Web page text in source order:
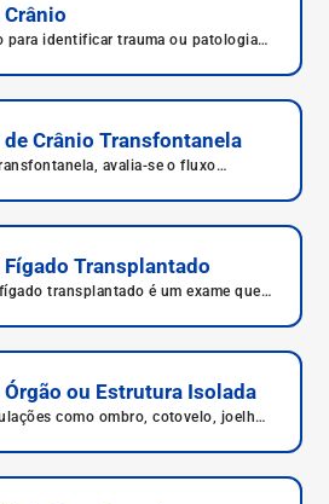
para identificar trauma ou patologias
Crânio Transfontanela
avalia-se o fluxo
Transplantado
transplantado é um exame que
verificar se o órgão está funcionando
adequadamente. É um procedimento
ou Estrutura Isolada
como ombro, cotovelo, joelho,